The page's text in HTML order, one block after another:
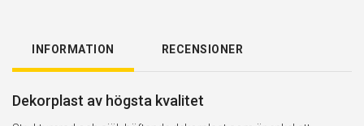
INFORMATION RECENSIONER
Dekorplast av högsta kvalitet